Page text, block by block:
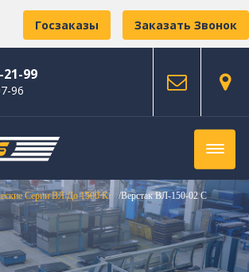
Заказать Звонок
Госзаказы
21-99
96
Серии ВЛ До 1500 Кг
Верстак ВЛ-150-02 С